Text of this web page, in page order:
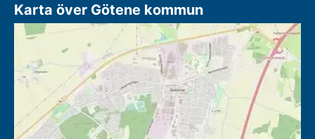
Karta över Götene kommun